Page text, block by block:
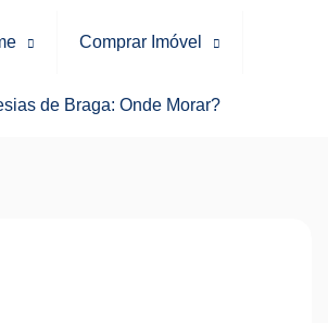
Comprar Imóvel
de Braga: Onde Morar?